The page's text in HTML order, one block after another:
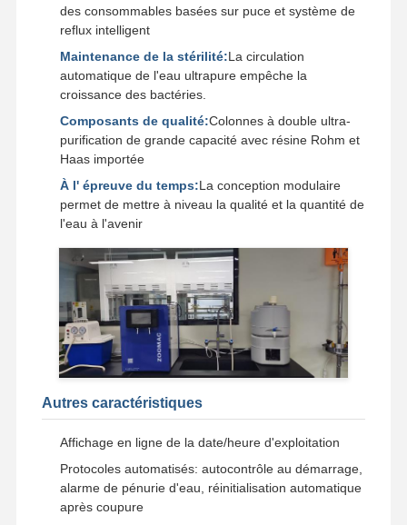
Visite De
L'usine
Contrôle
Qualité
Contactez-
Nouvelles
Les Affaires
Demandez
Système d'eau ultrapure de laboratoire
système de purification de l'eau ultrapure
Équipement pour l'eau ultrapure
Système de filtration de l'eau ultrapure
Système d'eau RO ultra pur
Machine désionisée de l'eau
Consommables pour la purification de l'eau
des consommables basées sur puce et système de
reflux intelligent
Maintenance de la stérilité:La circulation
automatique de l'eau ultrapure empêche la
croissance des bactéries.
Composants de qualité:Colonnes à double ultra-
purification de grande capacité avec résine Rohm et
Haas importée
À l' épreuve du temps:La conception modulaire
permet de mettre à niveau la qualité et la quantité de
l'eau à l'avenir
Autres caractéristiques
Affichage en ligne de la date/heure d'exploitation
Protocoles automatisés: autocontrôle au démarrage,
alarme de pénurie d'eau, réinitialisation automatique
après coupure